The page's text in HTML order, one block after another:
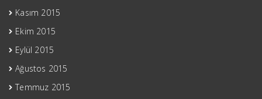
Kasım 2015
Ekim 2015
Eylül 2015
Ağustos 2015
Temmuz 2015